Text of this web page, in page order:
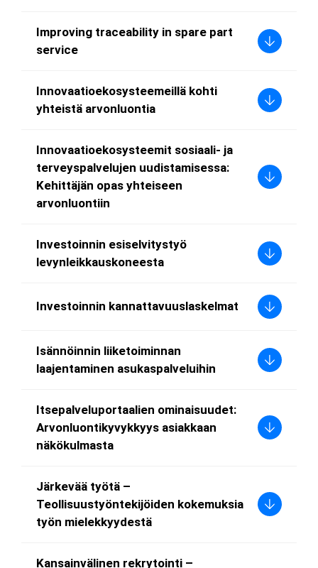
Improving traceability in spare part
service
Innovaatioekosysteemeillä kohti
yhteistä arvonluontia
Innovaatioekosysteemit sosiaali- ja
terveyspalvelujen uudistamisessa:
Kehittäjän opas yhteiseen
arvonluontiin
Investoinnin esiselvitystyö
levynleikkauskoneesta
Investoinnin kannattavuuslaskelmat
Isännöinnin liiketoiminnan
laajentaminen asukaspalveluihin
Itsepalveluportaalien ominaisuudet:
Arvonluontikyvykkyys asiakkaan
näkökulmasta
Järkevää työtä –
Teollisuustyöntekijöiden kokemuksia
työn mielekkyydestä
Kansainvälinen rekrytointi –